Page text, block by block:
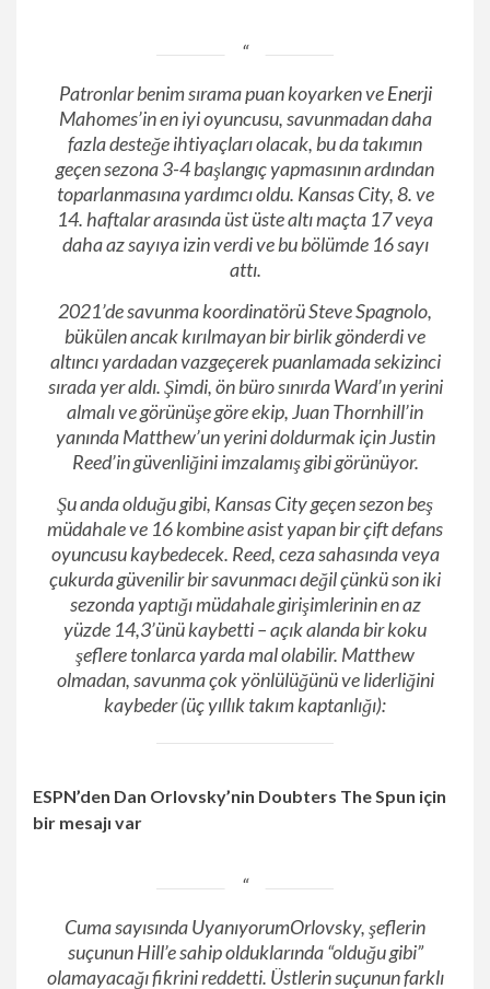
Patronlar benim sırama puan koyarken veEnerji
Mahomes’in en iyi oyuncusu, savunmadan daha
fazla desteğe ihtiyaçları olacak, bu da takımın
geçen sezona 3-4 başlangıç ​​yapmasının ardından
toparlanmasına yardımcı oldu. Kansas City, 8. ve
14. haftalar arasında üst üste altı maçta 17 veya
daha az sayıya izin verdi ve bu bölümde 16 sayı
attı.
2021’de savunma koordinatörü Steve Spagnolo,
bükülen ancak kırılmayan bir birlik gönderdi ve
altıncı yardadan vazgeçerek puanlamada sekizinci
sırada yer aldı. Şimdi, ön büro sınırda Ward’ın yerini
almalı ve görünüşe göre ekip, Juan Thornhill’in
yanında Matthew’un yerini doldurmak için Justin
Reed’in güvenliğini imzalamış gibi görünüyor.
Şu anda olduğu gibi, Kansas City geçen sezon beş
müdahale ve 16 kombine asist yapan bir çift defans
oyuncusu kaybedecek. Reed, ceza sahasında veya
çukurda güvenilir bir savunmacı değil çünkü son iki
sezonda yaptığı müdahale girişimlerinin en az
yüzde 14,3’ünü kaybetti – açık alanda bir koku
şeflere tonlarca yarda mal olabilir. Matthew
olmadan, savunma çok yönlülüğünü ve liderliğini
kaybeder (üç yıllık takım kaptanlığı):
ESPN’den Dan Orlovsky’nin Doubters The Spun için
bir mesajı var
Cuma sayısındaUyanıyorumOrlovsky, şeflerin
suçunun Hill’e sahip olduklarında “olduğu gibi”
olamayacağı fikrini reddetti. Üstlerin suçunun farklı